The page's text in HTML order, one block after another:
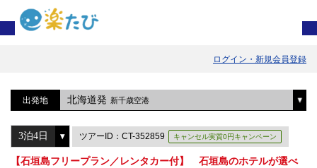
ログイン・新規会員登録
出発地 北海道発 新千歳空港
ツアーID：CT-352859 キャンセル実質0円キャンペーン
【石垣島フリープラン／レンタカー付】 石垣島のホテルが選べ